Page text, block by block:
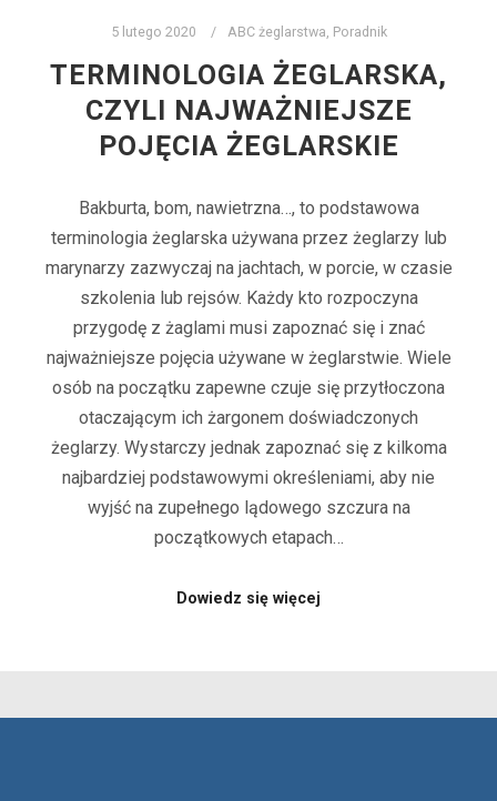
5 lutego 2020 ABC żeglarstwa Poradnik
TERMINOLOGIA ŻEGLARSKA,
CZYLI NAJWAŻNIEJSZE
POJĘCIA ŻEGLARSKIE
Bakburta, bom, nawietrzna…, to podstawowa
terminologia żeglarska używana przez żeglarzy lub
marynarzy zazwyczaj na jachtach, w porcie, w czasie
szkolenia lub rejsów. Każdy kto rozpoczyna
przygodę z żaglami musi zapoznać się i znać
najważniejsze pojęcia używane w żeglarstwie. Wiele
osób na początku zapewne czuje się przytłoczona
otaczającym ich żargonem doświadczonych
żeglarzy. Wystarczy jednak zapoznać się z kilkoma
najbardziej podstawowymi określeniami, aby nie
wyjść na zupełnego lądowego szczura na
początkowych etapach…
Dowiedz się więcej